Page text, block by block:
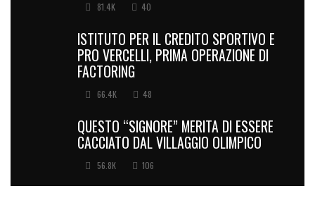
81.4K 40
ISTITUTO PER IL CREDITO SPORTIVO E
PRO VERCELLI, PRIMA OPERAZIONE DI
FACTORING
66.4K 48
QUESTO “SIGNORE” MERITA DI ESSERE
CACCIATO DAL VILLAGGIO OLIMPICO
56.8K 106